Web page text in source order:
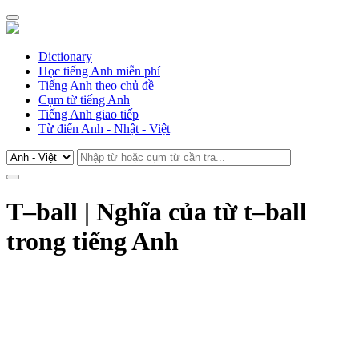
Dictionary
Học tiếng Anh miễn phí
Tiếng Anh theo chủ đề
Cụm từ tiếng Anh
Tiếng Anh giao tiếp
Từ điển Anh - Nhật - Việt
T–ball | Nghĩa của từ t–ball
trong tiếng Anh